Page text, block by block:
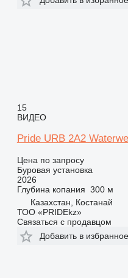
15
ВИДЕО
Pride URB 2A2
Цена по запросу
Буровая установка
2026
Глубина копания 300 м
Казахстан, Костанай
ТОО «PRIDEkz»
Связаться с продавцом
Добавить в избранное